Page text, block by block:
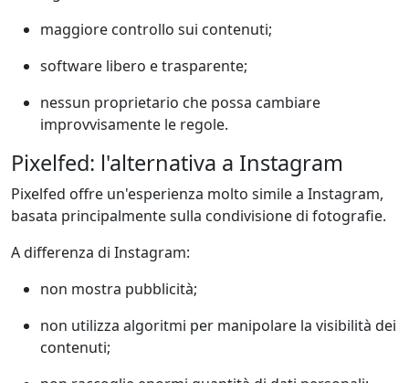
maggiore controllo sui contenuti;
software libero e trasparente;
nessun proprietario che possa cambiare
improvvisamente le regole.
Pixelfed: l'alternativa a Instagram
Pixelfed offre un'esperienza molto simile a Instagram,
basata principalmente sulla condivisione di fotografie.
A differenza di Instagram:
non mostra pubblicità;
non utilizza algoritmi per manipolare la visibilità dei
contenuti;